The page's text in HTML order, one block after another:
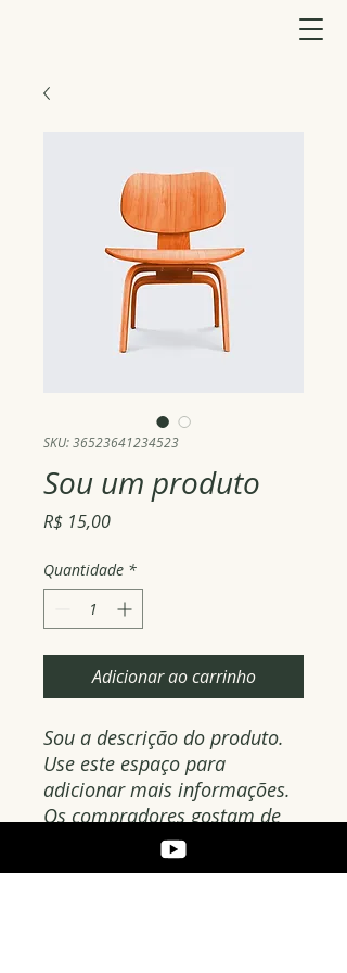
SKU: 36523641234523
Sou um produto
R$ 15,00Preço
Quantidade *
Adicionar ao carrinho
Sou a descrição do produto.
Use este espaço para
adicionar mais informações.
Os compradores gostam de
saber o que estão adquirindo
antes de comprar.